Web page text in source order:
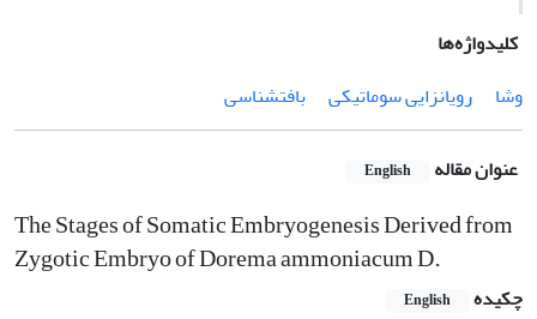
کلیدواژه‌ها
وشا
رویان‏زایی سوماتیکی بافت‏شناسی
عنوان مقاله English
The Stages of Somatic Embryogenesis Derived from
Zygotic Embryo of Dorema ammoniacum D.
چکیده English